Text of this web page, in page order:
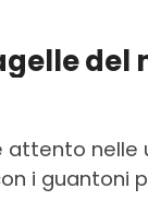
del
attento nelle
i guantoni